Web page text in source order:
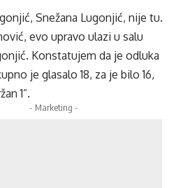
Snežana Lugonjić, nije tu.
evo upravo ulazi u salu
Konstatujem da je odluka
je glasalo 18, za je bilo 16,
1”.
- Marketing -